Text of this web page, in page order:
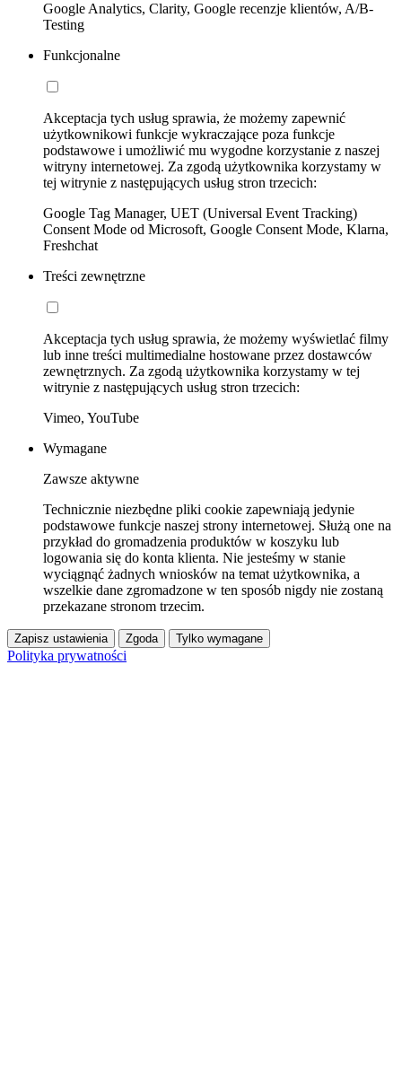
Google Analytics, Clarity, Google recenzje klientów, A/B-
Testing
Funkcjonalne
Akceptacja tych usług sprawia, że możemy zapewnić
użytkownikowi funkcje wykraczające poza funkcje
podstawowe i umożliwić mu wygodne korzystanie z naszej
witryny internetowej. Za zgodą użytkownika korzystamy w
tej witrynie z następujących usług stron trzecich:
Google Tag Manager, UET (Universal Event Tracking)
Consent Mode od Microsoft, Google Consent Mode, Klarna,
Freshchat
Treści zewnętrzne
Akceptacja tych usług sprawia, że możemy wyświetlać filmy
lub inne treści multimedialne hostowane przez dostawców
zewnętrznych. Za zgodą użytkownika korzystamy w tej
witrynie z następujących usług stron trzecich:
Vimeo, YouTube
Wymagane
Zawsze aktywne
Technicznie niezbędne pliki cookie zapewniają jedynie
podstawowe funkcje naszej strony internetowej. Służą one na
przykład do gromadzenia produktów w koszyku lub
logowania się do konta klienta. Nie jesteśmy w stanie
wyciągnąć żadnych wniosków na temat użytkownika, a
wszelkie dane zgromadzone w ten sposób nigdy nie zostaną
przekazane stronom trzecim.
Zapisz ustawienia Zgoda Tylko wymagane
Polityka prywatności